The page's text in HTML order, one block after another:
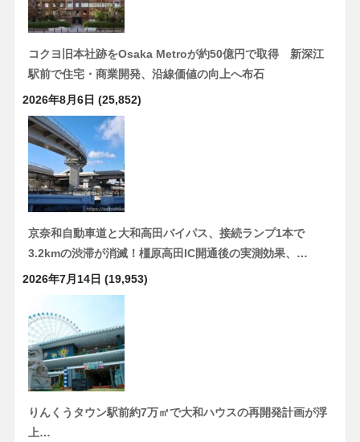
コクヨ旧本社跡をOsaka Metroが約50億円で取得 新深江
駅前で住宅・商業開発、沿線価値の向上へ布石
2026年8月6日 (25,852)
京奈和自動車道と大和高田バイパス、接続ランプ1本で
3.2kmの渋滞が消滅！橿原高田IC開通後の実測効果、…
2026年7月14日 (19,953)
りんくうタウン駅前約7万㎡で大和ハウスの再開発計画が浮
上…